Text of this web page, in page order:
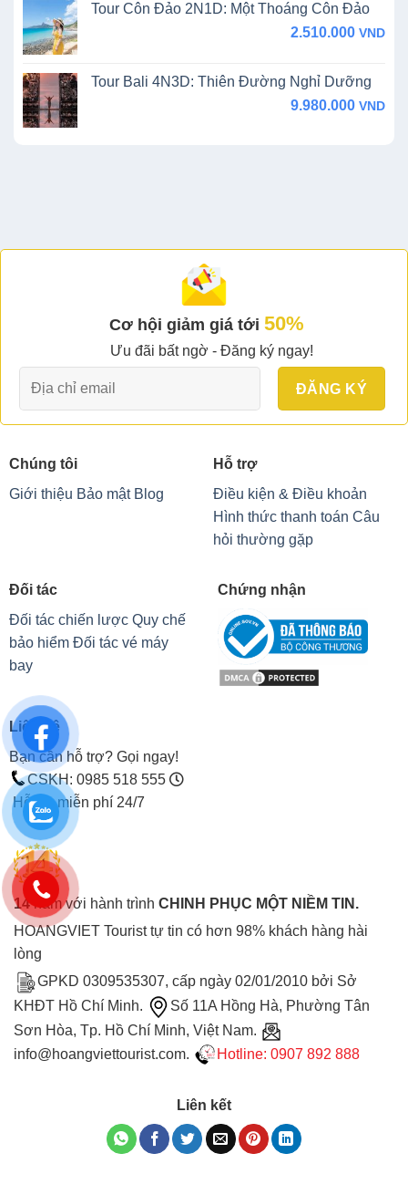
4.500.000 VND.
3.490.000 VND.
Tour Côn Đảo 2N1D: Một Thoáng Côn Đảo
2.510.000 VND
Tour Bali 4N3D: Thiên Đường Nghỉ Dưỡng
9.980.000 VND
Cơ hội giảm giá tới 50%
Ưu đãi bất ngờ - Đăng ký ngay!
Chúng tôi
Giới thiệu Bảo mật Blog
Hỗ trợ
Điều kiện & Điều khoản
Hình thức thanh toán Câu
hỏi thường gặp
Đối tác
Đối tác chiến lược Quy chế
bảo hiểm Đối tác vé máy
bay
Chứng nhận
Liên hệ
Bạn cần hỗ trợ? Gọi ngay!
CSKH: 0985 518 555
Hỗ trợ miễn phí 24/7
14năm với hành trình CHINH PHỤC MỘT NIỀM TIN.
HOANGVIET Tourist tự tin có hơn 98% khách hàng hài
lòng
GPKD 0309535307, cấp ngày 02/01/2010 bởi Sở
KHĐT Hồ Chí Minh.
Số 11A Hồng Hà, Phường Tân
Sơn Hòa, Tp. Hồ Chí Minh, Việt Nam.
info@hoangviettourist.com.
Hotline: 0907 892 888
Liên kết